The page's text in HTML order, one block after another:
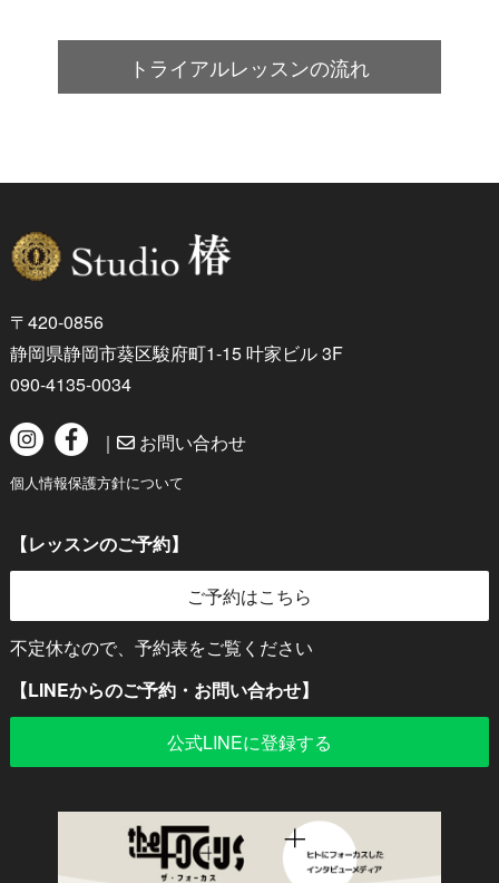
トライアルレッスンの流れ
〒420-0856
静岡県静岡市葵区駿府町1-15 叶家ビル 3F
090-4135-0034
｜ お問い合わせ
個人情報保護方針について
【レッスンのご予約】
ご予約はこちら
不定休なので、予約表をご覧ください
【LINEからのご予約・お問い合わせ】
公式LINEに登録する